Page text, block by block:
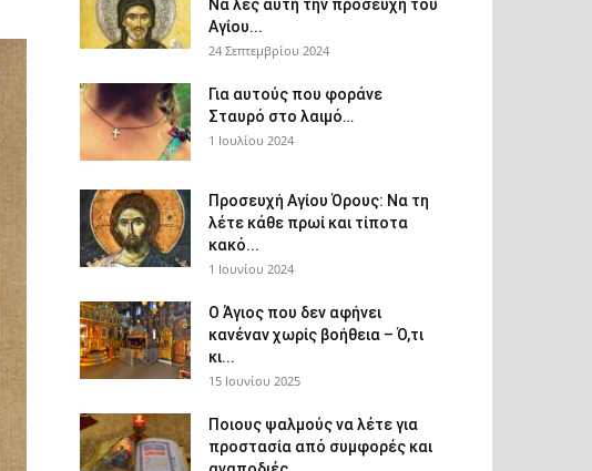
Να λες αυτή την προσευχή του
Αγίου...
24 Σεπτεμβρίου 2024
Για αυτούς που φοράνε
Σταυρό στο λαιμό…
1 Ιουλίου 2024
Προσευχή Αγίου Όρους: Να τη
λέτε κάθε πρωί και τίποτα
κακό...
1 Ιουνίου 2024
Ο Άγιος που δεν αφήνει
κανέναν χωρίς βοήθεια – Ό,τι
κι...
15 Ιουνίου 2025
Ποιους ψαλμούς να λέτε για
προστασία από συμφορές και